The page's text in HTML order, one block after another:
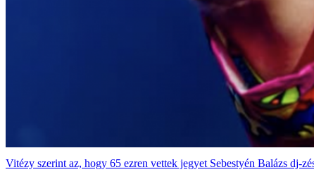
Vitézy szerint az, hogy 65 ezren vettek jegyet Sebestyén Balázs dj-